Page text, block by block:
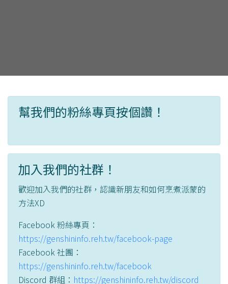
幫我們的粉絲專頁按個讚！
加入我們的社群！
歡迎加入我們的社群，認識新朋友和如何烹煮派蒙的
方法XD
Facebook 粉絲專頁：
https://genshininfo.reh.tw/facebook-page
Facebook 社團：
https://genshininfo.reh.tw/facebook
Discord 群組： https://genshininfo.reh.tw/discord